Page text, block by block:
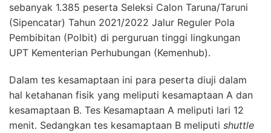
sebanyak 1.385 peserta Seleksi Calon Taruna/Taruni
(Sipencatar) Tahun 2021/2022 Jalur Reguler Pola
Pembibitan (Polbit) di perguruan tinggi lingkungan
UPT Kementerian Perhubungan (Kemenhub).
Dalam tes kesamaptaan ini para peserta diuji dalam
hal ketahanan fisik yang meliputi kesamaptaan A dan
kesamaptaan B. Tes Kesamaptaan A meliputi lari 12
menit. Sedangkan tes kesamaptaan B meliputi shuttle